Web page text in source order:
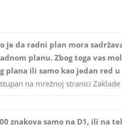
je da radni plan mora
planu. Zbog toga vas
plana ili samo kao jedan red
na mrežnoj stranici
znakova samo na D1, ili na